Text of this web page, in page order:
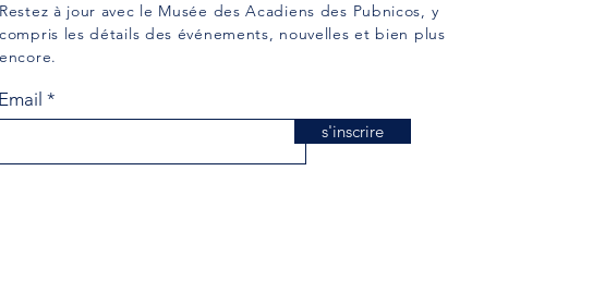
Restez à jour avec le Musée des Acadiens des Pubnicos, y
compris les détails des événements, nouvelles et bien plus
encore.
Email
s'inscrire